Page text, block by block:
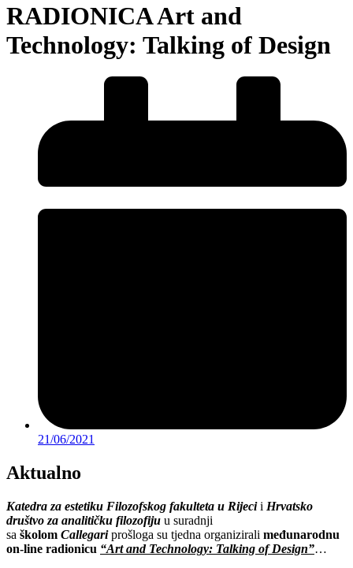
RADIONICA Art and
Technology: Talking of Design
21/06/2021
Aktualno
Katedra za estetiku Filozofskog fakulteta u Rijecii Hrvatsko
društvo za analitičku filozofiju u suradnji
sa školom Callegariprošloga su tjedna organizirali međunarodnu
on-line radionicu “Art and Technology: Talking of Design”…